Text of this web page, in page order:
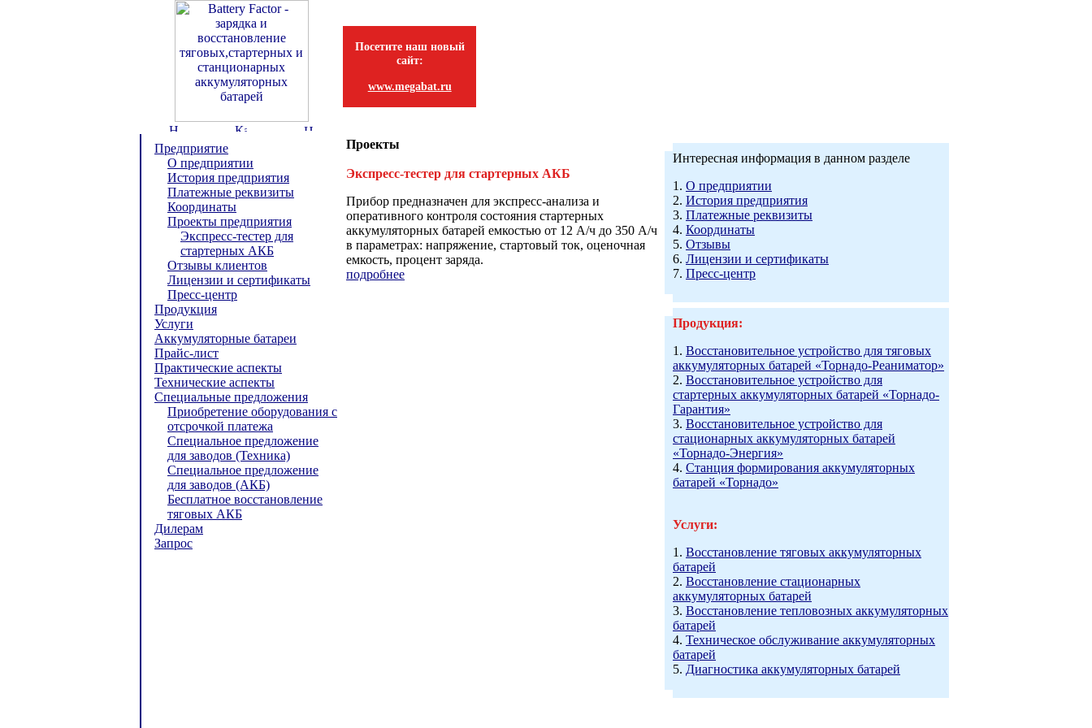
Посетите наш новый
сайт:
www.megabat.ru
Предприятие
О предприятии
История предприятия
Платежные реквизиты
Координаты
Проекты предприятия
Экспресс-тестер для
стартерных АКБ
Отзывы клиентов
Лицензии и сертификаты
Пресс-центр
Продукция
Услуги
Аккумуляторные батареи
Прайс-лист
Практические аспекты
Технические аспекты
Специальные предложения
Приобретение оборудования с
отсрочкой платежа
Специальное предложение
для заводов (Техника)
Специальное предложение
для заводов (АКБ)
Бесплатное восстановление
тяговых АКБ
Дилерам
Запрос
Проекты
Экспресс-тестер для стартерных АКБ
Прибор предназначен для экспресс-анализа и
оперативного контроля состояния стартерных
аккумуляторных батарей емкостью от 12 А/ч до 350 А/ч
в параметрах: напряжение, стартовый ток, оценочная
емкость, процент заряда.
подробнее
Интересная информация в данном разделе
1. О предприятии
2. История предприятия
3. Платежные реквизиты
4. Координаты
5. Отзывы
6. Лицензии и сертификаты
7. Пресс-центр
Продукция:
1. Восстановительное устройство для тяговых
аккумуляторных батарей «Торнадо-Реаниматор»
2. Восстановительное устройство для
стартерных аккумуляторных батарей «Торнадо-
Гарантия»
3. Восстановительное устройство для
стационарных аккумуляторных батарей
«Торнадо-Энергия»
4. Станция формирования аккумуляторных
батарей «Торнадо»
Услуги:
1. Восстановление тяговых аккумуляторных
батарей
2. Восстановление стационарных
аккумуляторных батарей
3. Восстановление тепловозных аккумуляторных
батарей
4. Техническое обслуживание аккумуляторных
батарей
5. Диагностика аккумуляторных батарей